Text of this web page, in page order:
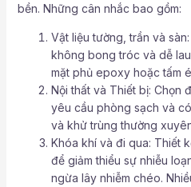
bền. Những cân nhắc bao gồm:
Vật liệu tường, trần và
không bong tróc và dễ
mặt phủ epoxy hoặc tấm
Nội thất và Thiết bị: Chọn
yêu cầu phòng sạch và
và khử trùng thường
Khóa khí và đi qua: Thiết
để giảm thiểu sự nhiễu
ngừa lây nhiễm chéo.